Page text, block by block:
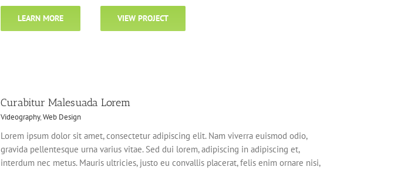
LEARN MORE VIEW PROJECT
Curabitur Malesuada Lorem
Videography,Web Design
Lorem ipsum dolor sit amet, consectetur adipiscing elit. Nam viverra euismod odio,
gravida pellentesque urna varius vitae. Sed dui lorem, adipiscing in adipiscing et,
interdum nec metus. Mauris ultricies, justo eu convallis placerat, felis enim ornare nisi,